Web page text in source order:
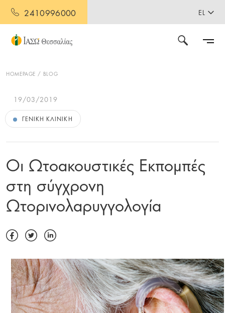
2410996000 EL
HOMEPAGE BLOG
19/03/2019
ΓΕΝΙΚΉ ΚΛΙΝΙΚΉ
Οι Ωτοακουστικές Εκπομπές
στη σύγχρονη
Ωτορινολαρυγγολογία